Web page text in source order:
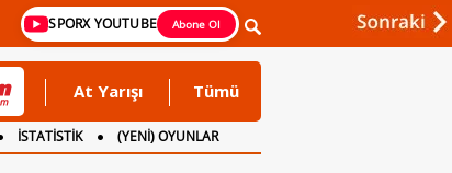
SPORX YOUTUBE Abone Ol
At Yarışı Tümü
İSTATİSTİK
(YENİ) OYUNLAR